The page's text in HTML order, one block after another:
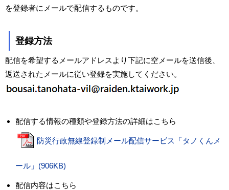
を登録者にメールで配信するものです。
登録方法
配信を希望するメールアドレスより下記に空メールを送信後、
返送されたメールに従い登録を実施してください。
配信する情報の種類や登録方法の詳細はこちら
防災行政無線登録制メール配信サービス「タノくんメ
ール」(906KB)
配信内容はこちら